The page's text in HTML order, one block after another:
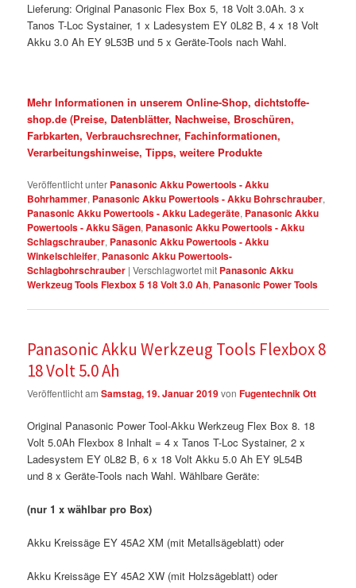
Lieferung: Original Panasonic Flex Box 5, 18 Volt 3.0Ah. 3 x
Tanos T-Loc Systainer, 1 x Ladesystem EY 0L82 B, 4 x 18 Volt
Akku 3.0 Ah EY 9L53B und 5 x Geräte-Tools nach Wahl.
Mehr Informationen in unserem Online-Shop, dichtstoffe-
shop.de (Preise, Datenblätter, Nachweise, Broschüren,
Farbkarten, Verbrauchsrechner, Fachinformationen,
Verarbeitungshinweise, Tipps, weitere Produkte
Veröffentlicht unter Panasonic Akku Powertools - Akku
Bohrhammer, Panasonic Akku Powertools - Akku Bohrschrauber,
Panasonic Akku Powertools - Akku Ladegeräte, Panasonic Akku
Powertools - Akku Sägen, Panasonic Akku Powertools - Akku
Schlagschrauber, Panasonic Akku Powertools - Akku
Winkelschleifer, Panasonic Akku Powertools-
Schlagbohrschrauber |Verschlagwortet mit Panasonic Akku
Werkzeug Tools Flexbox 5 18 Volt 3.0 Ah, Panasonic Power Tools
Panasonic Akku Werkzeug Tools Flexbox 8
18 Volt 5.0 Ah
Veröffentlicht amSamstag, 19. Januar 2019vonFugentechnik Ott
Original Panasonic Power Tool-Akku Werkzeug Flex Box 8. 18
Volt 5.0Ah Flexbox 8 Inhalt = 4 x Tanos T-Loc Systainer, 2 x
Ladesystem EY 0L82 B, 6 x 18 Volt Akku 5.0 Ah EY 9L54B
und 8 x Geräte-Tools nach Wahl. Wählbare Geräte:
(nur 1 x wählbar pro Box)
Akku Kreissäge EY 45A2 XM (mit Metallsägeblatt) oder
Akku Kreissäge EY 45A2 XW (mit Holzsägeblatt) oder